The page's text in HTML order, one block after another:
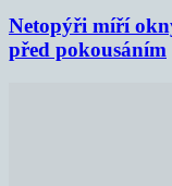
Netopýři míří
před pokousáním